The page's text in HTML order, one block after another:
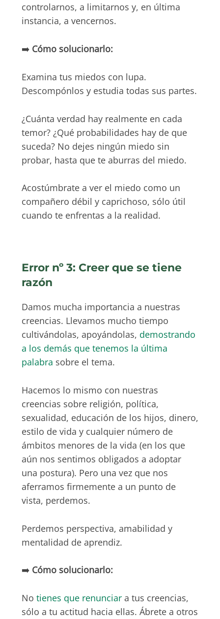
controlarnos, a limitarnos y, en última
instancia, a vencernos.
➡️ Cómo solucionarlo:
Examina tus miedos con lupa.
Descompónlos y estudia todas sus partes.
¿Cuánta verdad hay realmente en cada
temor? ¿Qué probabilidades hay de que
suceda? No dejes ningún miedo sin
probar, hasta que te aburras del miedo.
Acostúmbrate a ver el miedo como un
compañero débil y caprichoso, sólo útil
cuando te enfrentas a la realidad.
Error nº 3: Creer que se tiene
razón
Damos mucha importancia a nuestras
creencias. Llevamos mucho tiempo
cultivándolas, apoyándolas, demostrando
a los demás que tenemos la última
palabra sobre el tema.
Hacemos lo mismo con nuestras
creencias sobre religión, política,
sexualidad, educación de los hijos, dinero,
estilo de vida y cualquier número de
ámbitos menores de la vida (en los que
aún nos sentimos obligados a adoptar
una postura). Pero una vez que nos
aferramos firmemente a un punto de
vista, perdemos.
Perdemos perspectiva, amabilidad y
mentalidad de aprendiz.
➡️ Cómo solucionarlo:
No tienes que renunciar a tus creencias,
sólo a tu actitud hacia ellas. Ábrete a otros